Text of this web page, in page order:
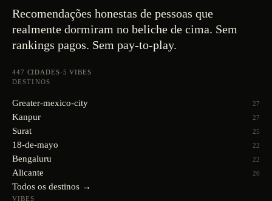
Recomendações honestas de pessoas que
realmente dormiram no beliche de cima. Sem
rankings pagos. Sem pay-to-play.
447 CIDADES·5 VIBES
DESTINOS
Greater-mexico-city 27
Kanpur 27
Surat 25
18-de-mayo 22
Bengaluru 22
Alicante 20
Todos os destinos →
VIBES